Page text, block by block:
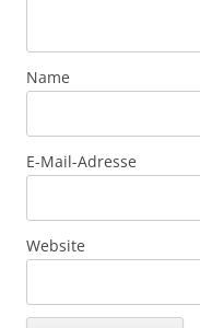
Name
E-Mail-Adresse
Website